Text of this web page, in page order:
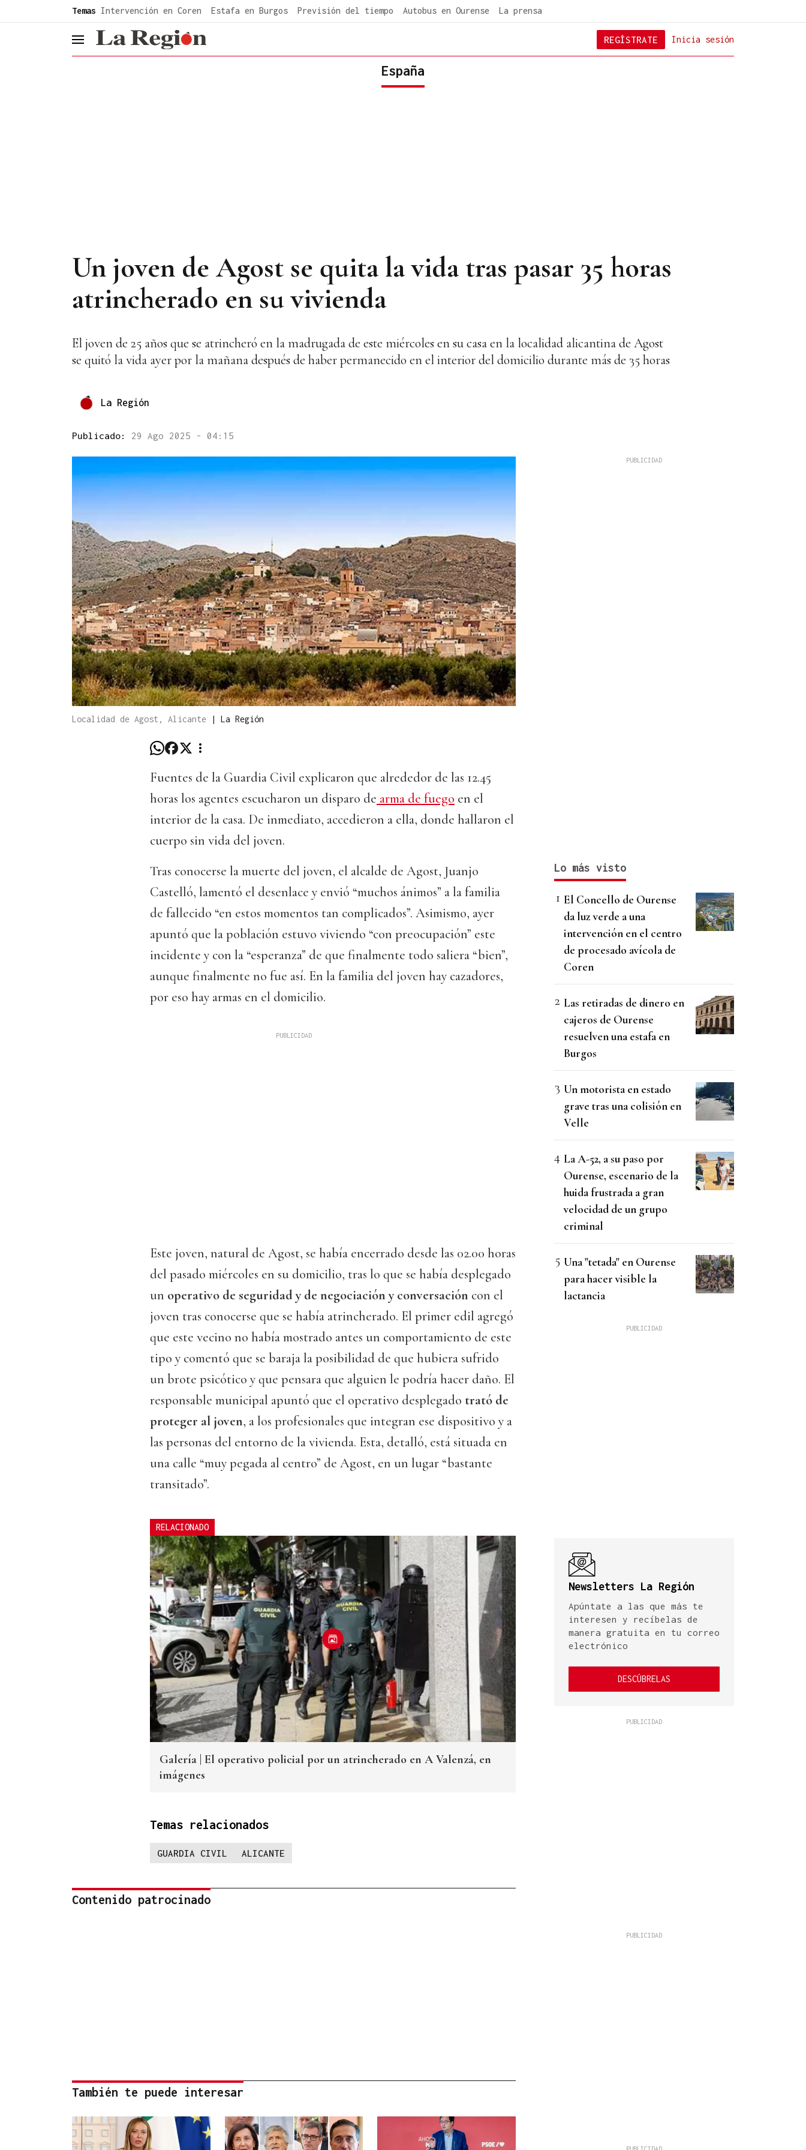
Temas Intervención en Coren Estafa en Burgos Previsión del tiempo Autobus en Ourense La prensa
header.menu.open Inicia sesión
REGÍSTRATE
España
Un joven de Agost se quita la vida tras pasar 35 horas
atrincherado en su vivienda
El joven de 25 años que se atrincheró en la madrugada de este miércoles en su casa en la localidad alicantina de Agost
se quitó la vida ayer por la mañana después de haber permanecido en el interior del domicilio durante más de 35 horas
La Región
Publicado: 29 Ago 2025 - 04:15
Localidad de Agost, Alicante | La Región
Fuentes de la Guardia Civil explicaron que alrededor de las 12.45
horas los agentes escucharon un disparo de arma de fuego en el
interior de la casa. De inmediato, accedieron a ella, donde hallaron el
cuerpo sin vida del joven.
Tras conocerse la muerte del joven, el alcalde de Agost, Juanjo
Castelló, lamentó el desenlace y envió “muchos ánimos” a la familia
de fallecido “en estos momentos tan complicados”. Asimismo, ayer
apuntó que la población estuvo viviendo “con preocupación” este
incidente y con la “esperanza” de que finalmente todo saliera “bien”,
aunque finalmente no fue así. En la familia del joven hay cazadores,
por eso hay armas en el domicilio.
Este joven, natural de Agost, se había encerrado desde las 02.00 horas
del pasado miércoles en su domicilio, tras lo que se había desplegado
un operativo de seguridad y de negociación y conversación con el
joven tras conocerse que se había atrincherado. El primer edil agregó
que este vecino no había mostrado antes un comportamiento de este
tipo y comentó que se baraja la posibilidad de que hubiera sufrido
un brote psicótico y que pensara que alguien le podría hacer daño. El
responsable municipal apuntó que el operativo desplegado trató de
proteger al joven, a los profesionales que integran ese dispositivo y a
las personas del entorno de la vivienda. Esta, detalló, está situada en
una calle “muy pegada al centro” de Agost, en un lugar “bastante
transitado”.
RELACIONADO
Galería | El operativo policial por un atrincherado en A Valenzá, en
imágenes
Temas relacionados
GUARDIA CIVIL ALICANTE
Contenido patrocinado
También te puede interesar
Lo más visto
El Concello de Ourense
da luz verde a una
intervención en el centro
de procesado avícola de
Coren
Las retiradas de dinero en
cajeros de Ourense
resuelven una estafa en
Burgos
Un motorista en estado
grave tras una colisión en
Velle
La A-52, a su paso por
Ourense, escenario de la
huida frustrada a gran
velocidad de un grupo
criminal
Una "tetada" en Ourense
para hacer visible la
lactancia
Newsletters La Región
Apúntate a las que más te
interesen y recíbelas de
manera gratuita en tu correo
electrónico
DESCÚBRELAS